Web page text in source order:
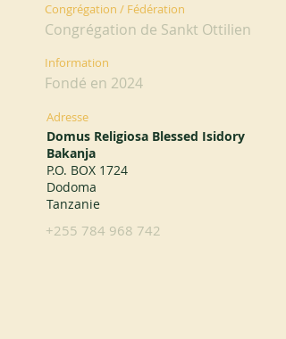
Congrégation / Fédération
Congrégation de Sankt Ottilien
Information
Fondé en 2024
Adresse
Domus Religiosa Blessed Isidory
Bakanja
P.O. BOX 1724
Dodoma
Tanzanie
+255 784 968 742